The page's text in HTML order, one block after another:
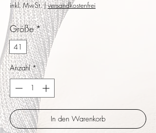
inkl. MwSt.|versandkostenfrei
Größe*
41
Anzahl *
In den Warenkorb